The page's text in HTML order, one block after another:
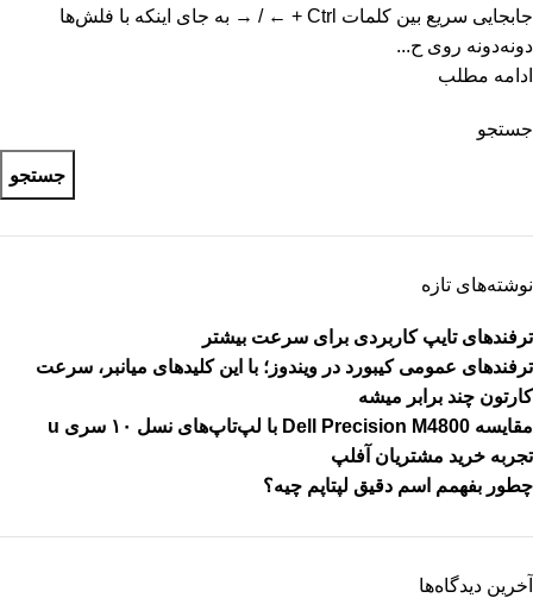
جابجایی سریع بین کلمات Ctrl + ← / → به جای اینکه با فلش‌ها
دونه‌دونه روی ح...
ادامه مطلب
جستجو
جستجو
نوشته‌های تازه
ترفندهای تایپ کاربردی برای سرعت بیشتر
ترفندهای عمومی کیبورد در ویندوز؛ با این کلیدهای میانبر، سرعت
کارتون چند برابر میشه
مقایسه Dell Precision M4800 با لپ‌تاپ‌های نسل ۱۰ سری u
تجربه خرید مشتریان آفلپ
چطور بفهمم اسم دقیق لپتاپم چیه؟
آخرین دیدگاه‌ها